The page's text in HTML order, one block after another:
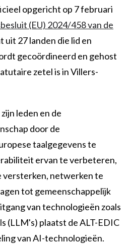
opgericht op 7 februari
(EU) 2024/458 van de
uit 27 landen die lid en
gecoördineerd en gehost
zetel is in Villers-
leden en de
door de
taalgegevens te
ervan te verbeteren,
versterken, netwerken te
tot gemeenschappelijk
van technologieën zoals
(LLM's) plaatst de ALT-EDIC
van AI-technologieën.